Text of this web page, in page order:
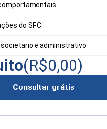
do SPC
societário e administrativo
(R$0,00)
Consultar grátis